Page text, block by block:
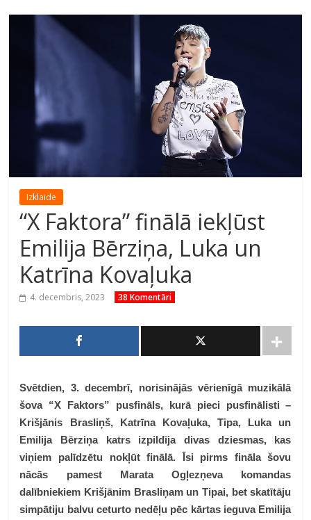
Izklaide
“X Faktora” finālā iekļūst
Emilija Bērziņa, Luka un
Katrīna Kovaļuka
4. decembris, 2023 38 Komentāri
Svētdien, 3. decembrī, norisinājās vērienīgā muzikālā
šova “X Faktors” pusfināls, kurā pieci pusfinālisti –
Krišjānis Brasliņš, Katrīna Kovaļuka, Tipa, Luka un
Emilija Bērziņa katrs izpildīja divas dziesmas, kas
viņiem palīdzētu nokļūt finālā. Īsi pirms fināla šovu
nācās pamest Marata Ogļezņeva komandas
dalībniekiem Krišjānim Brasliņam un Tipai, bet skatītāju
simpātiju balvu ceturto nedēļu pēc kārtas ieguva Emilija